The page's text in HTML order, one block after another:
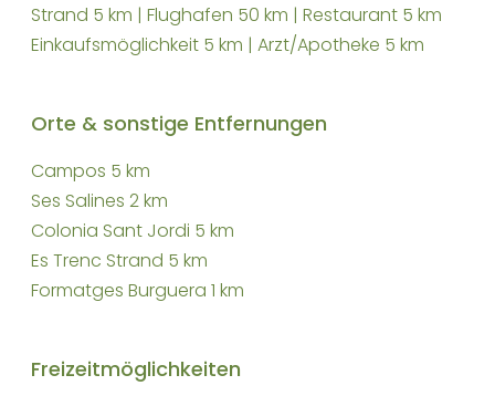
Strand 5 km | Flughafen 50 km | Restaurant 5 km
Einkaufsmöglichkeit 5 km | Arzt/Apotheke 5 km
Orte & sonstige Entfernungen
Campos 5 km
Ses Salines 2 km
Colonia Sant Jordi 5 km
Es Trenc Strand 5 km
Formatges Burguera 1 km
Freizeitmöglichkeiten